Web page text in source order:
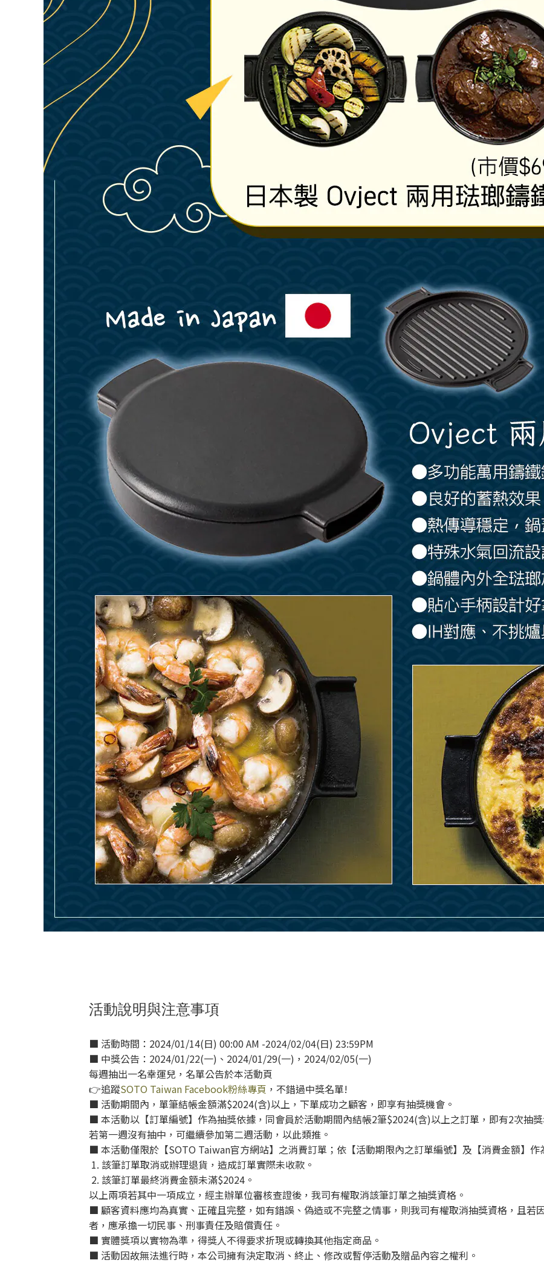
活動說明與注意事項
■ 活動時間：2024/01/14(日) 00:00 AM -2024/02/04(日) 23:59PM
■ 中獎公告：2024/01/22(一)、2024/01/29(一)，2024/02/05(一)
每週抽出一名幸運兒，名單公告於本活動頁
👉追蹤SOTO Taiwan Facebook粉絲專頁 ，不錯過中獎名單!
■ 活動期間內，單筆結帳金額滿$2024(含)以上，下單成功之顧客，即享有抽獎機會。
■ 本活動以【訂單編號】作為抽獎依據，同會員於活動期間內結帳2筆$2024(含)以上之訂單，即有2次抽獎
若第一週沒有抽中，可繼續參加第二週活動，以此類推。
■ 本活動僅限於【SOTO Taiwan官方網站】之消費訂單；依【活動期限內之訂單編號】及【消費金額】作
1. 該筆訂單取消或辦理退貨，造成訂單實際未收款。
2. 該筆訂單最終消費金額未滿$2024。
以上兩項若其中一項成立，經主辦單位審核查證後，我司有權取消該筆訂單之抽獎資格。
■ 顧客資料應均為真實、正確且完整，如有錯誤、偽造或不完整之情事，則我司有權取消抽獎資格，且若
者，應承擔一切民事、刑事責任及賠償責任。
■ 實體獎項以實物為準，得獎人不得要求折現或轉換其他指定商品。
■ 活動因故無法進行時，本公司擁有決定取消、終止、修改或暫停活動及贈品內容之權利。